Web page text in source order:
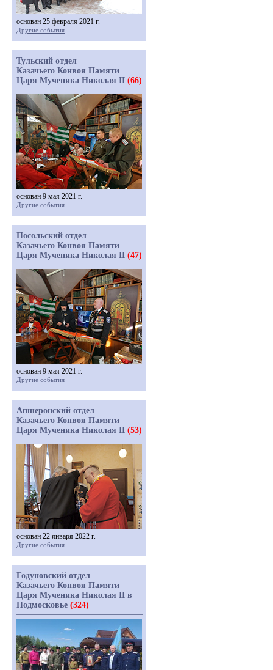
основан 25 февраля 2021 г.
Другие события
Тульский отдел
Казачьего Конвоя Памяти
Царя Мученика Николая II (66)
основан 9 мая 2021 г.
Другие события
Посольский отдел
Казачьего Конвоя Памяти
Царя Мученика Николая II (47)
основан 9 мая 2021 г.
Другие события
Апшеронский отдел
Казачьего Конвоя Памяти
Царя Мученика Николая II (53)
основан 22 января 2022 г.
Другие события
Годуновский отдел
Казачьего Конвоя Памяти
Царя Мученика Николая II в
Подмосковье (324)